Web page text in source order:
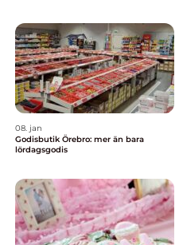
08. jan
Godisbutik Örebro: mer än bara
lördagsgodis